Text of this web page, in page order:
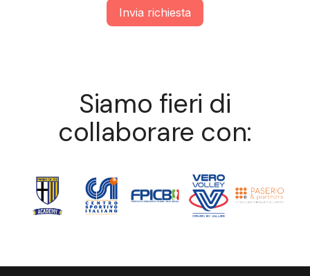
Invia richiesta
Siamo fieri di
collaborare con: